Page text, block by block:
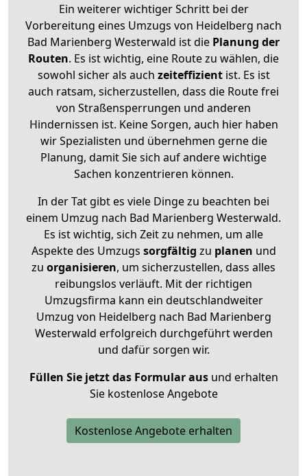
Ein weiterer wichtiger Schritt bei der
Vorbereitung eines Umzugs von Heidelberg nach
Bad Marienberg Westerwald ist die Planung der
Routen. Es ist wichtig, eine Route zu wählen, die
sowohl sicher als auch zeiteffizientist. Es ist
auch ratsam, sicherzustellen, dass die Route frei
von Straßensperrungen und anderen
Hindernissen ist. Keine Sorgen, auch hier haben
wir Spezialisten und übernehmen gerne die
Planung, damit Sie sich auf andere wichtige
Sachen konzentrieren können.
In der Tat gibt es viele Dinge zu beachten bei
einem Umzug nach Bad Marienberg Westerwald.
Es ist wichtig, sich Zeit zu nehmen, um alle
Aspekte des Umzugs sorgfältig zu planen und
zu organisieren, um sicherzustellen, dass alles
reibungslos verläuft. Mit der richtigen
Umzugsfirma kann ein deutschlandweiter
Umzug von Heidelberg nach Bad Marienberg
Westerwald erfolgreich durchgeführt werden
und dafür sorgen wir.
Füllen Sie jetzt das Formular ausund erhalten
Sie kostenlose Angebote
Kostenlose Angebote erhalten